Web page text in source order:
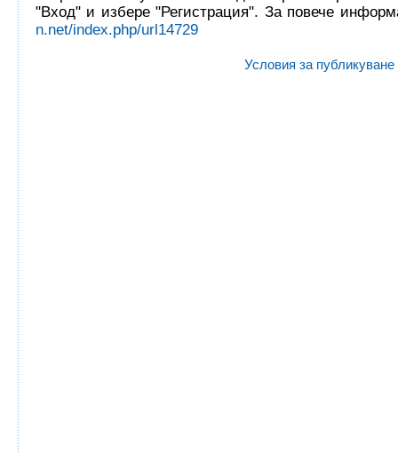
"Вход" и избере "Регистрация". За повече
n.net/index.php/url14729
Условия за